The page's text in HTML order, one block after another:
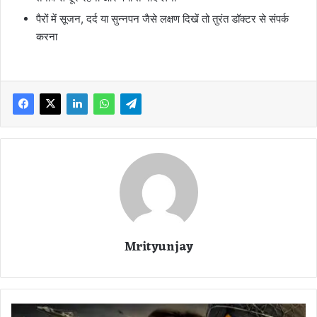
पैरों में सूजन, दर्द या सुन्नपन जैसे लक्षण दिखें तो तुरंत डॉक्टर से संपर्क
करना
Mrityunjay